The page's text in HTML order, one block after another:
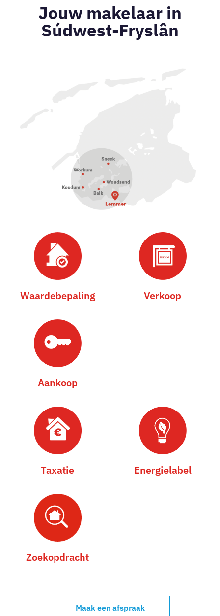
Jouw makelaar in
Súdwest-Fryslân
Waardebepaling Verkoop
Aankoop
Taxatie Energielabel
Zoekopdracht
Maak een afspraak